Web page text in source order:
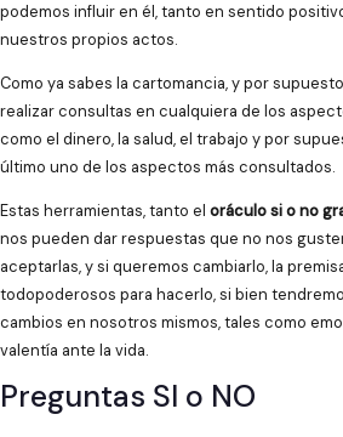
podemos influir en él, tanto en sentido
nuestros propios actos.
Como ya sabes la cartomancia, y por
realizar consultas en cualquiera de los
como el dinero, la salud, el trabajo y por
último uno de los aspectos más consultados.
Estas herramientas, tanto el oráculo si o no
nos pueden dar respuestas que no nos
aceptarlas, y si queremos cambiarlo, la
todopoderosos para hacerlo, si bien
cambios en nosotros mismos, tales como
valentía ante la vida.
Preguntas SI o NO